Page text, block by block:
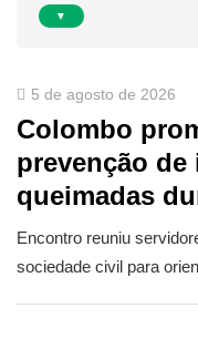
▼
5 de agosto de 2026
Colombo
prevenção
queimadas
Encontro reuniu
sociedade civil para